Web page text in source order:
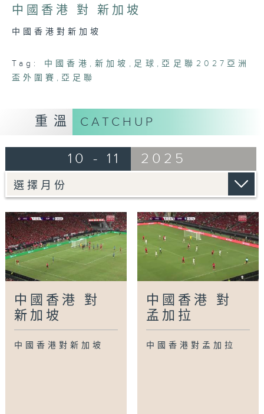
中國香港 對 新加坡
中國香港對新加坡
Tag: 中國香港 , 新加坡 , 足球 , 亞足聯2027亞洲
盃外圍賽 ,亞足聯
重溫 CATCHUP
10 - 11 2025
中國香港 對
新加坡
中國香港對新加坡
中國香港 對
孟加拉
中國香港對孟加拉